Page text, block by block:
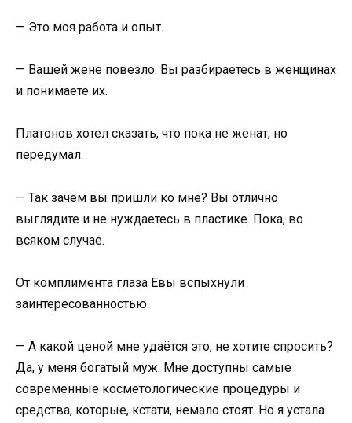
— Это моя работа и опыт.
— Вашей жене повезло. Вы разбираетесь в женщинах
и понимаете их.
Платонов хотел сказать, что пока не женат, но
передумал.
— Так зачем вы пришли ко мне? Вы отлично
выглядите и не нуждаетесь в пластике. Пока, во
всяком случае.
От комплимента глаза Евы вспыхнули
заинтересованностью.
— А какой ценой мне удаётся это, не хотите спросить?
Да, у меня богатый муж. Мне доступны самые
современные косметологические процедуры и
средства, которые, кстати, немало стоят. Но я устала